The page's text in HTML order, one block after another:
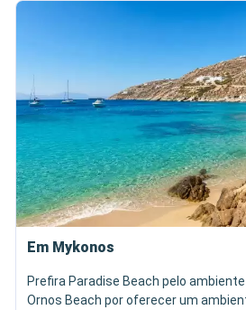
Em Mykonos
Prefira Paradise Beach pelo
Ornos Beach por oferecer um